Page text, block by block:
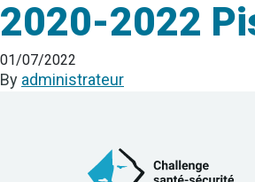
2020-2022
01/07/2022
By administrateur